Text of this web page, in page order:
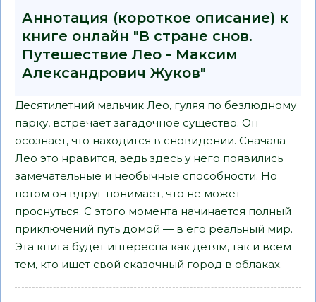
Аннотация (короткое описание) к
книге онлайн "В стране снов.
Путешествие Лео - Максим
Александрович Жуков"
Десятилетний мальчик Лео, гуляя по безлюдному
парку, встречает загадочное существо. Он
осознаёт, что находится в сновидении. Сначала
Лео это нравится, ведь здесь у него появились
замечательные и необычные способности. Но
потом он вдруг понимает, что не может
проснуться. С этого момента начинается полный
приключений путь домой — в его реальный мир.
Эта книга будет интересна как детям, так и всем
тем, кто ищет свой сказочный город в облаках.